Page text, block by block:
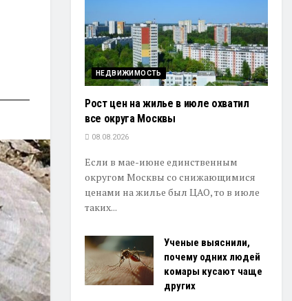
НЕДВИЖИМОСТЬ
Рост цен на жилье в июле охватил
все округа Москвы
08.08.2026
Если в мае-июне единственным
округом Москвы со снижающимися
ценами на жилье был ЦАО, то в июле
таких...
Ученые выяснили,
почему одних людей
комары кусают чаще
других